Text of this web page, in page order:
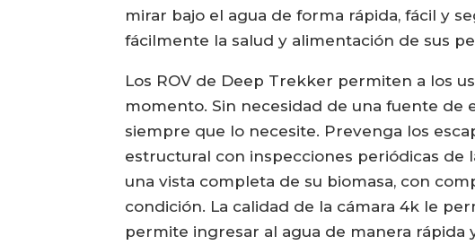
mirar bajo el agua de forma rápida, fácil y
fácilmente la salud y alimentación de sus
Los ROV de Deep Trekker permiten a los
momento. Sin necesidad de una fuente
siempre que lo necesite. Prevenga los
estructural con inspecciones periódicas de
una vista completa de su biomasa, con
condición. La calidad de la cámara 4k le
permite ingresar al agua de manera